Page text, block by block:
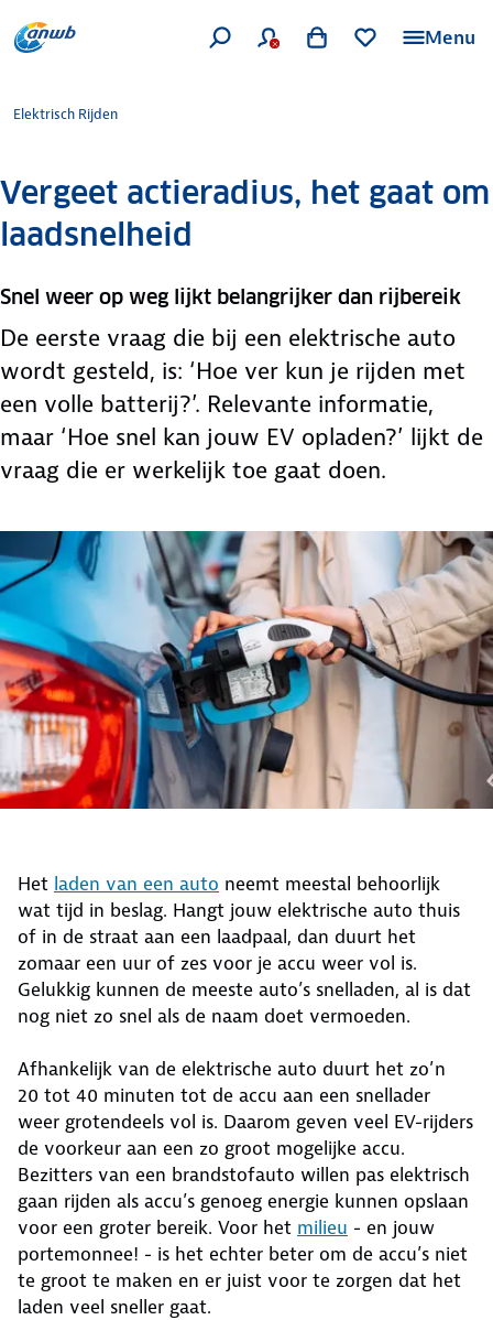
Menu
Elektrisch Rijden
Vergeet actieradius, het gaat om
laadsnelheid
Snel weer op weg lijkt belangrijker dan rijbereik
De eerste vraag die bij een elektrische auto
wordt gesteld, is: ‘Hoe ver kun je rijden met
een volle batterij?’. Relevante informatie,
maar ‘Hoe snel kan jouw EV opladen?’ lijkt de
vraag die er werkelijk toe gaat doen.
Het laden van een auto neemt meestal behoorlijk
wat tijd in beslag. Hangt jouw elektrische auto thuis
of in de straat aan een laadpaal, dan duurt het
zomaar een uur of zes voor je accu weer vol is.
Gelukkig kunnen de meeste auto’s snelladen, al is dat
nog niet zo snel als de naam doet vermoeden.
Afhankelijk van de elektrische auto duurt het zo’n
20 tot 40 minuten tot de accu aan een snellader
weer grotendeels vol is. Daarom geven veel EV-rijders
de voorkeur aan een zo groot mogelijke accu.
Bezitters van een brandstofauto willen pas elektrisch
gaan rijden als accu’s genoeg energie kunnen opslaan
voor een groter bereik. Voor het milieu - en jouw
portemonnee! - is het echter beter om de accu’s niet
te groot te maken en er juist voor te zorgen dat het
laden veel sneller gaat.